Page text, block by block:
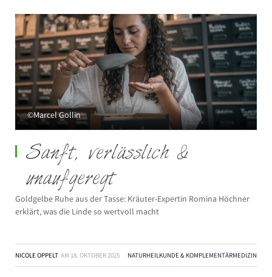
©Marcel Gollin
Sanft, verlässlich &
unaufgeregt
Goldgelbe Ruhe aus der Tasse: Kräuter-Expertin Romina Höchner
erklärt, was die Linde so wertvoll macht
NICOLE OPPELT AM 18. OKTOBER 2025 NATURHEILKUNDE & KOMPLEMENTÄRMEDIZIN